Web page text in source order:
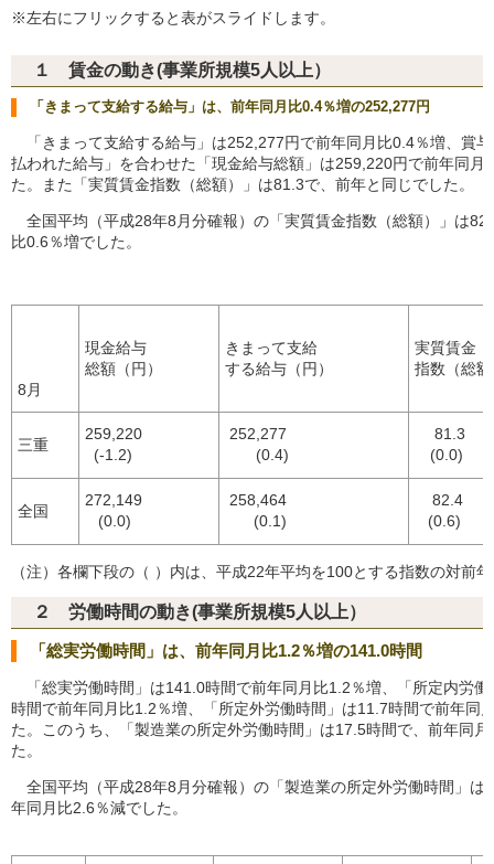
※左右にフリックすると表がスライドします。
１ 賃金の動き(事業所規模5人以上）
「きまって支給する給与」は、前年同月比0.4％増の252,277円
「きまって支給する給与」は252,277円で前年同月比0.4％増、賞
払われた給与」を合わせた「現金給与総額」は259,220円で前年同月
た。また「実質賃金指数（総額）」は81.3で、前年と同じでした。
全国平均（平成28年8月分確報）の「実質賃金指数（総額）」は
比0.6％増でした。
8月
現金給与
総額（円）
きまって支給
する給与（円）
実質賃金
指数（総
三重
259,220
(-1.2)
252,277
(0.4)
81.3
(0.0)
全国
272,149
(0.0)
258,464
(0.1)
82.4
(0.6)
（注）各欄下段の（ ）内は、平成22年平均を100とする指数の対前
２ 労働時間の動き(事業所規模5人以上）
「総実労働時間」は、前年同月比1.2％増の141.0時間
「総実労働時間」は141.0時間で前年同月比1.2％増、「所定内労
時間で前年同月比1.2％増、「所定外労働時間」は11.7時間で前年同
た。このうち、「製造業の所定外労働時間」は17.5時間で、前年同
た。
全国平均（平成28年8月分確報）の「製造業の所定外労働時間」は
年同月比2.6％減でした。